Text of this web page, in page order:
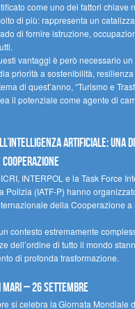
come uno dei fattori chiave
di più: rappresenta un
di fornire istruzione,
vantaggi è però necessario
priorità a sostenibilità, resilienza
di quest’anno, “Turismo e
il potenziale come agente di
Artificiale: una
cooperazione
INTERPOL e la Task Force
Polizia (IATF-P) hanno
della Cooperazione a
contesto estremamente
dell’ordine di tutto il mondo
di profonda trasformazione.
Mari – 26 settembre
si celebra la Giornata Mondiale